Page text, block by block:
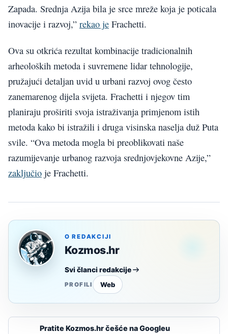
Zapada. Srednja Azija bila je srce mreže koja je poticala
inovacije i razvoj,” rekao je Frachetti.
Ova su otkrića rezultat kombinacije tradicionalnih
arheoloških metoda i suvremene lidar tehnologije,
pružajući detaljan uvid u urbani razvoj ovog često
zanemarenog dijela svijeta. Frachetti i njegov tim
planiraju proširiti svoja istraživanja primjenom istih
metoda kako bi istražili i druga visinska naselja duž Puta
svile. “Ova metoda mogla bi preoblikovati naše
razumijevanje urbanog razvoja srednjovjekovne Azije,”
zaključio je Frachetti.
O REDAKCIJI
Kozmos.hr
Svi članci redakcije
PROFILI Web
Pratite Kozmos.hr češće na Googleu